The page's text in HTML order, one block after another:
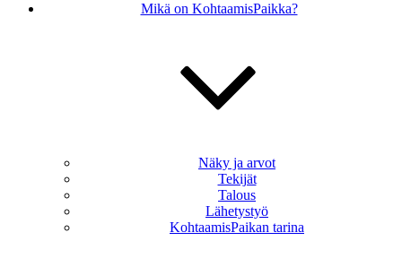
Mikä on KohtaamisPaikka?
Näky ja arvot
Tekijät
Talous
Lähetystyö
KohtaamisPaikan tarina